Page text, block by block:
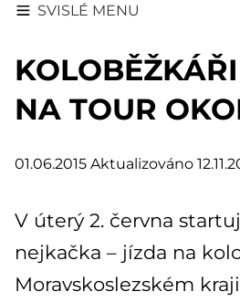
SVISLÉ MENU
NA TOUR
01.06.2015 Aktualizováno
V úterý 2. června
nejkačka – jízda na
Moravskoslezském